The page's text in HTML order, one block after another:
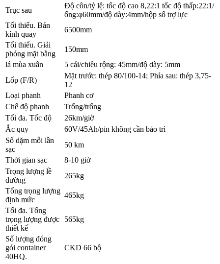
Trục sau
Độ côn/tỷ lệ: tốc độ cao 8,22:1 tốc độ thấp:22:1/
ống:φ60mm/độ dày:4mm/hộp số trợ lực
Tối thiểu. Bán
kính quay
6500mm
Tối thiểu. Giải
phóng mặt bằng
150mm
lá mùa xuân
5 cái/chiều rộng: 45mm/độ dày: 5mm
Lốp (F/R)
Mặt trước: thép 80/100-14; Phía sau: thép 3,75-
12
Loại phanh
Phanh cơ
Chế độ phanh
Trống/trống
Tối đa. Tốc độ
26km/giờ
Ắc quy
60V/45Ah/pin không cần bảo trì
Số dặm mỗi lần
sạc
50 km
Thời gian sạc
8-10 giờ
Trọng lượng lề
đường
265kg
Tổng trọng lượng
định mức
465kg
Tối đa. Tổng
trọng lượng được
thiết kế
565kg
Số lượng đóng
gói container
40HQ.
CKD 66 bộ